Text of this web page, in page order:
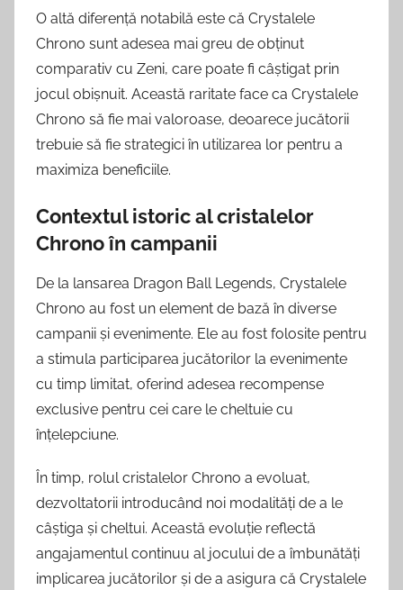
O altă diferență notabilă este că Crystalele
Chrono sunt adesea mai greu de obținut
comparativ cu Zeni, care poate fi câștigat prin
jocul obișnuit. Această raritate face ca Crystalele
Chrono să fie mai valoroase, deoarece jucătorii
trebuie să fie strategici în utilizarea lor pentru a
maximiza beneficiile.
Contextul istoric al cristalelor
Chrono în campanii
De la lansarea Dragon Ball Legends, Crystalele
Chrono au fost un element de bază în diverse
campanii și evenimente. Ele au fost folosite pentru
a stimula participarea jucătorilor la evenimente
cu timp limitat, oferind adesea recompense
exclusive pentru cei care le cheltuie cu
înțelepciune.
În timp, rolul cristalelor Chrono a evoluat,
dezvoltatorii introducând noi modalități de a le
câștiga și cheltui. Această evoluție reflectă
angajamentul continuu al jocului de a îmbunătăți
implicarea jucătorilor și de a asigura că Crystalele